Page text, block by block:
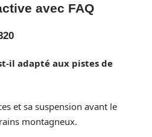
avec FAQ
il adapté aux pistes de
et sa suspension avant le
montagneux.